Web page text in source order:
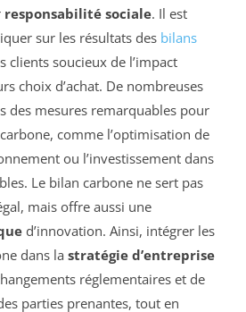
responsabilité sociale. Il est
sur les résultats des bilans
clients soucieux de l’impact
choix d’achat. De nombreuses
des mesures remarquables pour
comme l’optimisation de
ou l’investissement dans
Le bilan carbone ne sert pas
mais offre aussi une
d’innovation. Ainsi, intégrer les
dans la stratégie d’entreprise
réglementaires et de
parties prenantes, tout en